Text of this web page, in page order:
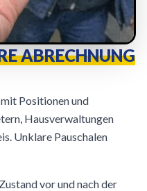
ABRECHNUNG
Positionen und
Hausverwaltungen
Unklare Pauschalen
vor und nach der